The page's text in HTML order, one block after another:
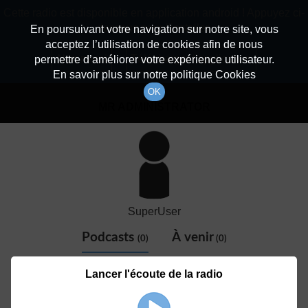
Détail De L'animateur
SuperUser
Podcasts (0) À venir(0)
Aucun élément disponible
En poursuivant votre navigation sur notre site, vous
acceptez l’utilisation de cookies afin de nous
permettre d’améliorer votre expérience utilisateur.
En savoir plus sur notre politique Cookies
OK
dessous pour l'installer.
Non merci Télécharger l'application
Lancer l'écoute de la radio